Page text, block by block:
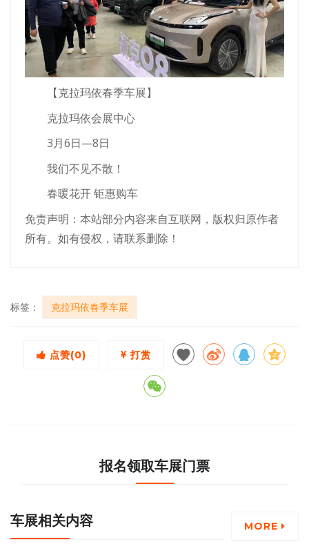
【克拉玛依春季车展】
克拉玛依会展中心
3月6日—8日
我们不见不散！
春暖花开 钜惠购车
免责声明：本站部分内容来自互联网，版权归原作者
所有。如有侵权，请联系删除！
标签： 克拉玛依春季车展
点赞(0) 打赏
报名领取车展门票
车展相关内容 MORE